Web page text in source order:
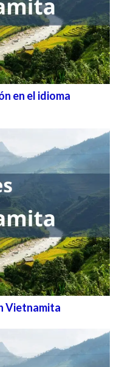
en el idioma
Vietnamita